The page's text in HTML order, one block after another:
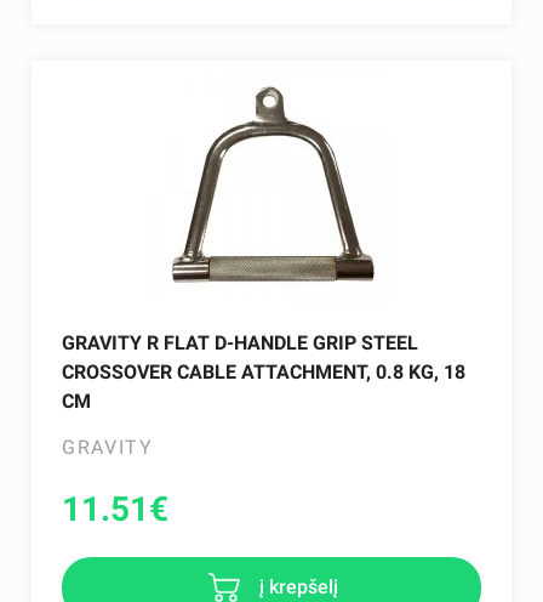
GRAVITY R FLAT D-HANDLE GRIP STEEL
CROSSOVER CABLE ATTACHMENT, 0.8 KG, 18
CM
GRAVITY
11.51€
į krepšelį